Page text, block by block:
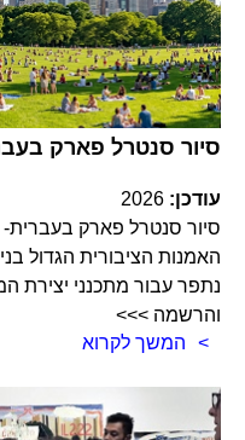
סיור סנטרל פארק
עודכן: 2026
סיור סנטרל פארק
האמנות הציבורית הגדול
נתפר עבור מתכנני יצירת
והרשמה >>>
המשך לקרוא